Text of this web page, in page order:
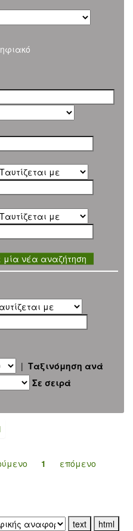
μία νέα αναζήτηση
| Ταξινόμηση ανά
Σε σειρά
1 επόμενο